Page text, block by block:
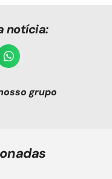
notícia:
grupo